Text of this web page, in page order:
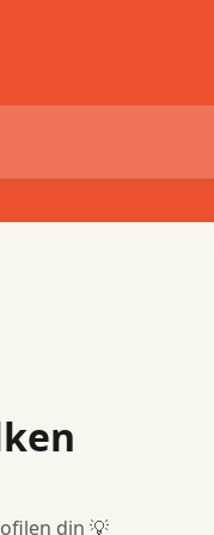
din 💡